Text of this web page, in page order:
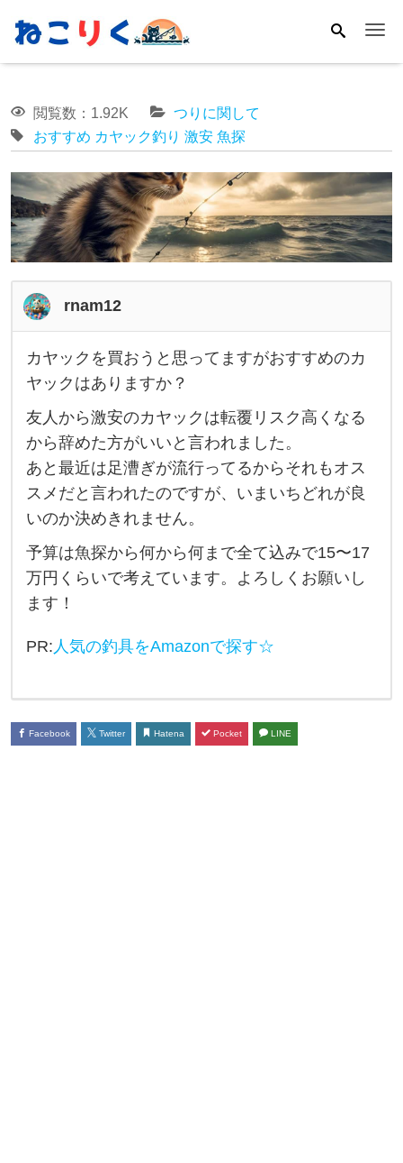
閲覧数：1.92K
つりに関して
おすすめ カヤック釣り 激安 魚探
rnam12
カ
ッ
ク
を
買
う
と
思
っ
ま
す
が
カヤックを買おうと思ってますがおすすめのカ
ヤックはありますか？
友人から激安のカヤックは転覆リスク高くなる
から辞めた方がいいと言われました。
あと最近は足漕ぎが流行ってるからそれもオス
スメだと言われたのですが、いまいちどれが良
いのか決めきれません。
予算は魚探から何から何まで全て込みで15〜17
万円くらいで考えています。よろしくお願いし
ます！
PR: 人気の釣具をAmazonで探す☆
Facebook Twitter Hatena Pocket LINE